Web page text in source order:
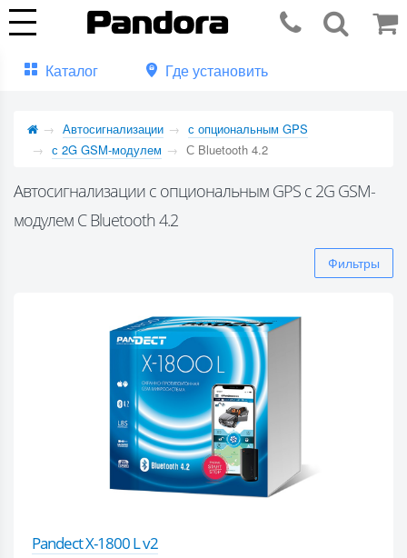
Каталог Где установить
Автосигнализации
с опциональным GPS
с 2G GSM-модулем
С Bluetooth 4.2
Автосигнализации с опциональным GPS с 2G GSM-
модулем С Bluetooth 4.2
Фильтры
Pandect X-1800 L v2